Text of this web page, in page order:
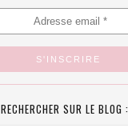
RECHERCHER SUR LE BLOG :